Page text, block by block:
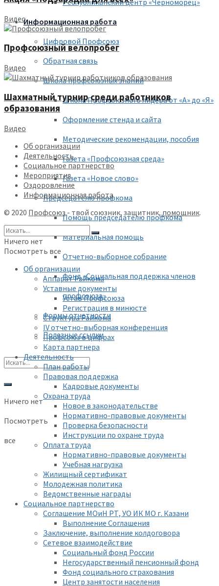
Республиканский центр «Черноморец»
Информационная работа
Цифровой Профсоюз
Обратная связь
Школа профсоюзных знаний
Школа Профсоюзного лидера от «А» до «Я»
Оформление стенда и сайта
Методические рекомендации, пособия
Газета «Профсоюзная среда»
Газета «Новое слово»
Председателю профкома
Помощь председателю профкома
Материальная помощь
Отчетно-выборное собрание
Фонд «Социальная поддержка членов
профсоюза»
Формы отчетности
Полезные ссылки
Ничего нет
Посмотреть
все
Видео
Профсоюзный велопробег
Видео
Шахматный турнир среди работников
образования
Видео
Об организации
Деятельность
Социальное партнерство
Мероприятия
Оздоровление
Информационная работа
© 2020 Профсоюз - твой союзник, защитник,помощник.
Ничего нет
Посмотреть все
Об организации
Аппарат Райкома
Уставные документы
Устав Профсоюза
Регистрация в минюсте
Структура Райкома
IV отчетно-выборная конференция
Профсоюз в цифрах
Карта партнера
Деятельность
План работы
Правовая поддержка
Кадровые документы
Охрана труда
Новое в законодательстве
Нормативно-правовые документы
Проверка безопасности
Инструкции по охране труда
Оплата труда
Нормативно-правовые документы
Учебная нагрузка
Жилищный сертификат
Молодежная политика
Ведомственные награды
Социальное партнерство
Соглашение МОиН РТ, УО ИК МО г. Казани
Выполнение Соглашения
Заключение, выполнение колдоговора
Сетевое взаимодействие
Социальный фонд России
Негосударственный пенсионный фонд
Фонд социального страхования
Центр занятости населения